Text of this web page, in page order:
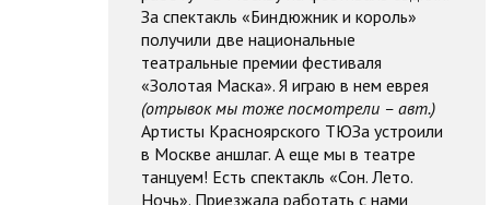
За спектакль «Биндюжник и король»
получили две национальные
театральные премии фестиваля
«Золотая Маска». Я играю в нем еврея
(отрывок мы тоже посмотрели – авт.)
Артисты Красноярского ТЮЗа устроили
в Москве аншлаг. А еще мы в театре
танцуем! Есть спектакль «Сон. Лето.
Ночь». Приезжала работать с нами